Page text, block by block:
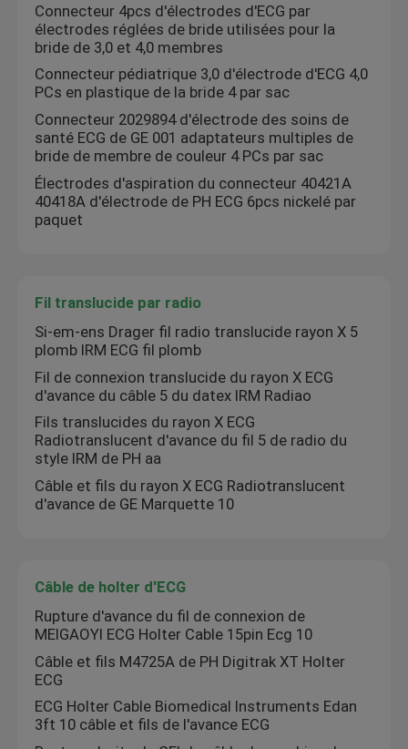
Câble du capteur SpO2
Câbles et fils d'ECG
Câble d'électrocardiogramme
Câble de tronc d'ECG
Connecteur d'électrode d'ECG
Fil translucide par radio
Câble de holter d'ECG
Câble d'adaptateur d'IBP
Câble de sonde de la température
Manchette de NIBP
Tube d'extension de NIBP
Connecteur 4pcs d'électrodes d'ECG par
électrodes réglées de bride utilisées pour la
bride de 3,0 et 4,0 membres
Connecteur pédiatrique 3,0 d'électrode d'ECG 4,0
PCs en plastique de la bride 4 par sac
Connecteur 2029894 d'électrode des soins de
santé ECG de GE 001 adaptateurs multiples de
bride de membre de couleur 4 PCs par sac
Électrodes d'aspiration du connecteur 40421A
40418A d'électrode de PH ECG 6pcs nickelé par
paquet
Fil translucide par radio
Si-em-ens Drager fil radio translucide rayon X 5
plomb IRM ECG fil plomb
Fil de connexion translucide du rayon X ECG
d'avance du câble 5 du datex IRM Radiao
Fils translucides du rayon X ECG
Radiotranslucent d'avance du fil 5 de radio du
style IRM de PH aa
Câble et fils du rayon X ECG Radiotranslucent
d'avance de GE Marquette 10
Câble de holter d'ECG
Rupture d'avance du fil de connexion de
MEIGAOYI ECG Holter Cable 15pin Ecg 10
Câble et fils M4725A de PH Digitrak XT Holter
ECG
ECG Holter Cable Biomedical Instruments Edan
3ft 10 câble et fils de l'avance ECG